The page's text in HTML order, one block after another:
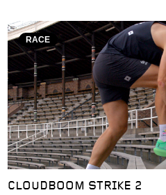
RACE
CLOUDBOOM STRIKE 2